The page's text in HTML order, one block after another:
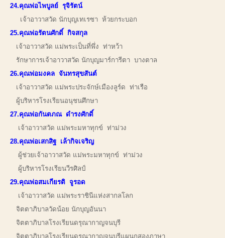
24.คุณพ่อไพบูลย์ รุจิรัตน์
เจ้าอาวาสวัด นักบุญเทเรซา ห้วยกระบอก
25.คุณพ่อรัตนศักดิ์ กิจสกุล
เจ้าอาวาสวัด แม่พระเป็นที่พึ่ง ท่าหว้า
รักษาการเจ้าอาวาสวัด นักบุญมาร์การีตา บางตาล
26.คุณพ่อมงคล จันทรสุขสันต์
เจ้าอาวาสวัด แม่พระประจักษ์เมืองลูร์ด ท่าเรือ
ผู้บริหารโรงเรียนอนุชนศึกษา
27.คุณพ่อกันตภณ ดำรงศักดิ์
เจ้าอาวาสวัด แม่พระมหาทุกข์ ท่าม่วง
28.คุณพ่อเสกสิฐ เล้ากิจเจริญ
ผู้ช่วยเจ้าอาวาสวัด แม่พระมหาทุกข์ ท่าม่วง
ผู้บริหารโรงเรียนวีรศิลป์
29.คุณพ่อสมเกียรติ จูรอด
เจ้าอาวาสวัด แม่พระราชินีแห่งสากลโลก
จิตตาภิบาลวัดน้อย นักบุญอันนา
จิตตาภิบาลโรงเรียนดรุณากาญจนบุรี
จิตตาภิบาลโรงเรียนดรุณากาญจนบุรีแผนกสองภาษา